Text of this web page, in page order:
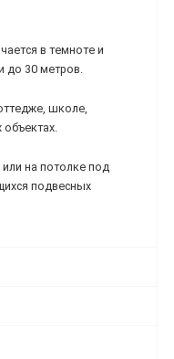
в темноте и
до 30 метров.
школе,
на потолке под
подвесных